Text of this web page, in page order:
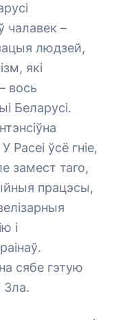
чалавек –
людзей,
які
вось
Беларусі.
Расеі ўсё гніе,
замест таго,
працэсы,
і
сябе гэтую
Зла.